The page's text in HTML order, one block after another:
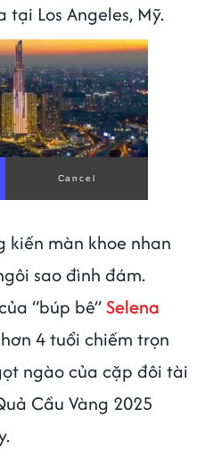
Los Angeles, Mỹ.
Cancel
kiến màn khoe nhan
sao đình đám.
“búp bê” Selena
4 tuổi chiếm trọn
ngào của cặp đôi tài
Cầu Vàng 2025